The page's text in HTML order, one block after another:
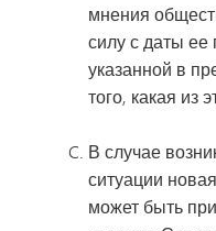
мнения
силу с даты ее
указанной в
того, какая из
В случае
ситуации
может быть